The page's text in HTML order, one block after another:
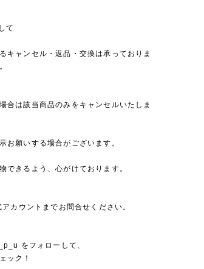
て
キャンセル・返品・交換は承っておりま
合は該当商品のみをキャンセルいたしま
お願いする場合がございます。
できるよう、心がけております。
カウントまでお問合せください。
をフォローして、
ック！